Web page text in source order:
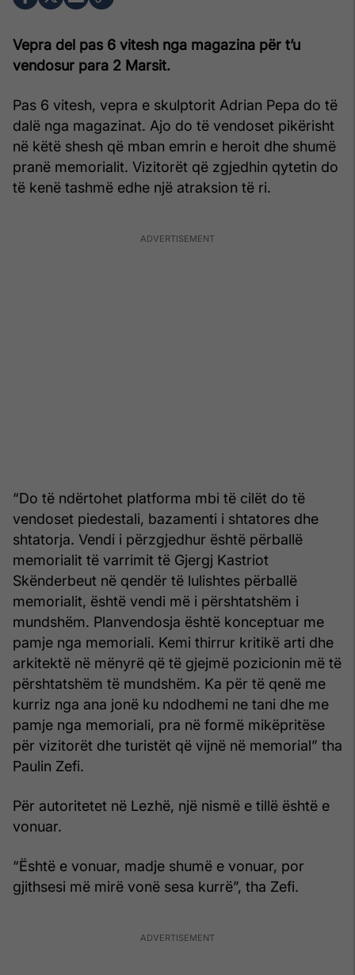
Vepra del pas 6 vitesh nga magazina për t’u
vendosur para 2 Marsit.
Pas 6 vitesh, vepra e skulptorit Adrian Pepa do të
dalë nga magazinat. Ajo do të vendoset pikërisht
në këtë shesh që mban emrin e heroit dhe shumë
pranë memorialit. Vizitorët që zgjedhin qytetin do
të kenë tashmë edhe një atraksion të ri.
“Do të ndërtohet platforma mbi të cilët do të
vendoset piedestali, bazamenti i shtatores dhe
shtatorja. Vendi i përzgjedhur është përballë
memorialit të varrimit të Gjergj Kastriot
Skënderbeut në qendër të lulishtes përballë
memorialit, është vendi më i përshtatshëm i
mundshëm. Planvendosja është konceptuar me
pamje nga memoriali. Kemi thirrur kritikë arti dhe
arkitektë në mënyrë që të gjejmë pozicionin më të
përshtatshëm të mundshëm. Ka për të qenë me
kurriz nga ana jonë ku ndodhemi ne tani dhe me
pamje nga memoriali, pra në formë mikëpritëse
për vizitorët dhe turistët që vijnë në memorial” tha
Paulin Zefi.
Për autoritetet në Lezhë, një nismë e tillë është e
vonuar.
“Është e vonuar, madje shumë e vonuar, por
gjithsesi më mirë vonë sesa kurrë”, tha Zefi.